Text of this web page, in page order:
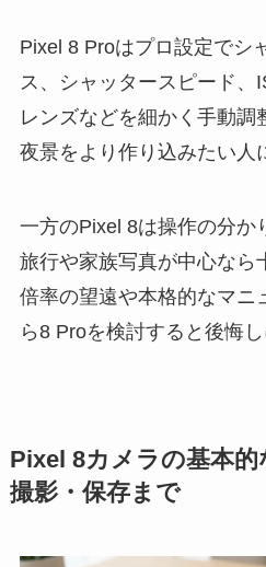
Pixel 8 Proはプロ設定でシ
ス、シャッタースピード、
レンズなどを細かく手動調
夜景をより作り込みたい人
一方のPixel 8は操作の分か
旅行や家族写真が中心なら
倍率の望遠や本格的なマニ
ら8 Proを検討すると後悔し
Pixel 8カメラの基本的
撮影・保存まで